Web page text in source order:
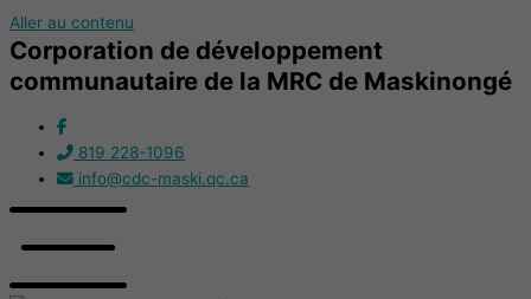
Aller au contenu
Corporation de développement
communautaire de la MRC de Maskinongé
819 228-1096
info@cdc-maski.qc.ca